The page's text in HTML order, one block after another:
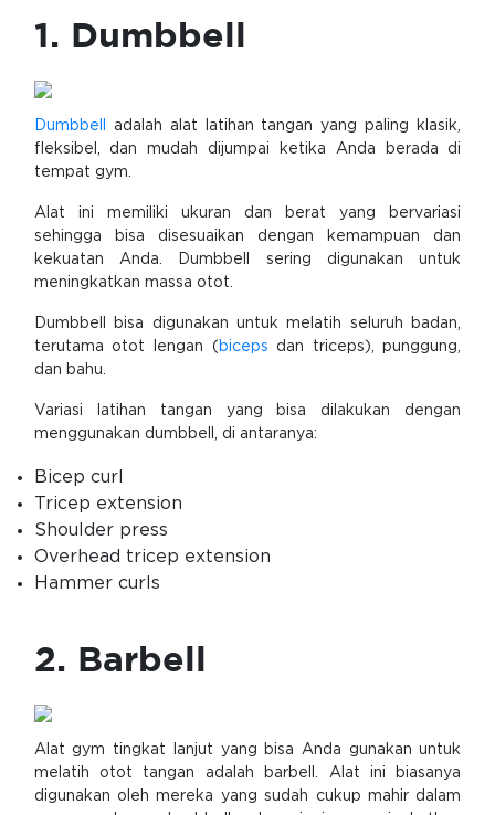
1. Dumbbell
Dumbbell
adalah alat latihan tangan yang paling klasik,
fleksibel, dan mudah dijumpai ketika Anda berada di
tempat gym.
Alat ini memiliki ukuran dan berat yang bervariasi
sehingga bisa disesuaikan dengan kemampuan dan
kekuatan Anda. Dumbbell sering digunakan untuk
meningkatkan massa otot.
Dumbbell bisa digunakan untuk melatih seluruh badan,
terutama otot lengan ( biceps dan triceps), punggung,
dan bahu.
Variasi latihan tangan yang bisa dilakukan dengan
menggunakan dumbbell, di antaranya:
Bicep curl
Tricep extension
Shoulder press
Overhead tricep extension
Hammer curls
2. Barbell
Alat gym tingkat lanjut yang bisa Anda gunakan untuk
melatih otot tangan adalah barbell. Alat ini biasanya
digunakan oleh mereka yang sudah cukup mahir dalam